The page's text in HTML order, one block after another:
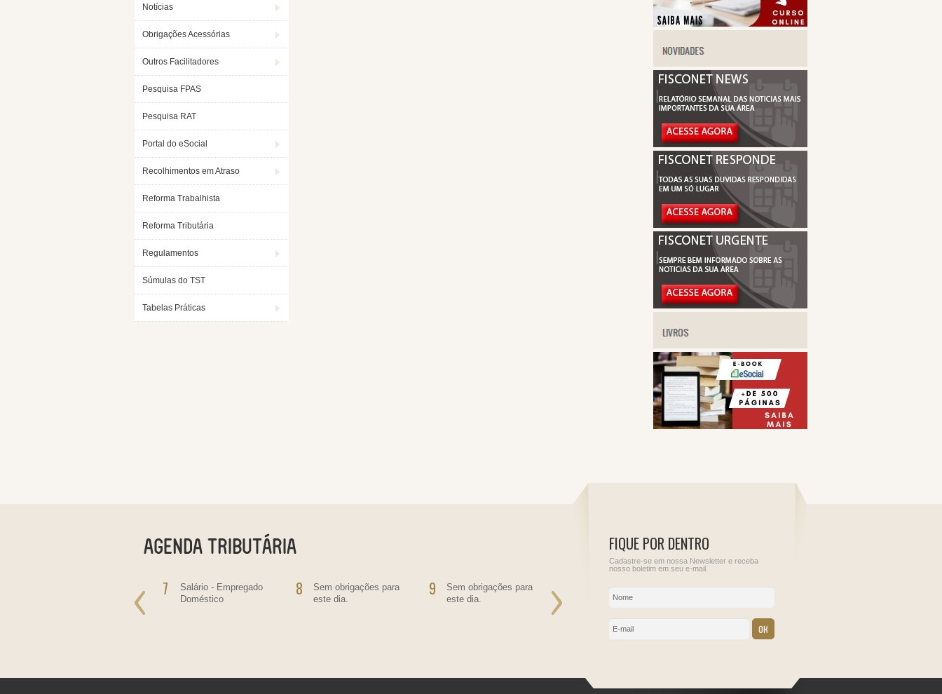
Notícias
Obrigações Acessórias
Outros Facilitadores
Pesquisa FPAS
Pesquisa RAT
Portal do eSocial
Recolhimentos em Atraso
Reforma Trabalhista
Reforma Tributária
Regulamentos
Súmulas do TST
Tabelas Práticas
7
Salário - Empregado
Doméstico
8
Sem obrigações para
este dia.
9
Sem obrigações para
este dia.
Informe de Rendimentos
do Juros Sobre o Capital
IRRF - Juros de
residente no País,
contratante de
Sem obrigações para
FIQUE POR DENTRO
Cadastre-se em nossa Newsletter e receba
nosso boletim em seu e-mail.